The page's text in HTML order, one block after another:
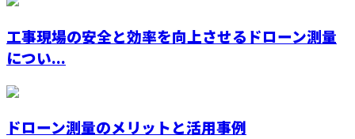
工事現場の安全と効率を向上させるドローン測量
につい...
ドローン測量のメリットと活用事例